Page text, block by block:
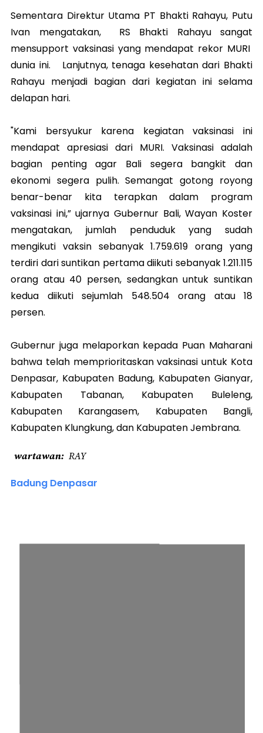
Sementara Direktur Utama PT Bhakti Rahayu, Putu
Ivan mengatakan, RS Bhakti Rahayu sangat
mensupport vaksinasi yang mendapat rekor MURI
dunia ini. Lanjutnya, tenaga kesehatan dari Bhakti
Rahayu menjadi bagian dari kegiatan ini selama
delapan hari.
"Kami bersyukur karena kegiatan vaksinasi ini
mendapat apresiasi dari MURI. Vaksinasi adalah
bagian penting agar Bali segera bangkit dan
ekonomi segera pulih. Semangat gotong royong
benar-benar kita terapkan dalam program
vaksinasi ini,” ujarnya Gubernur Bali, Wayan Koster
mengatakan, jumlah penduduk yang sudah
mengikuti vaksin sebanyak 1.759.619 orang yang
terdiri dari suntikan pertama diikuti sebanyak 1.211.115
orang atau 40 persen, sedangkan untuk suntikan
kedua diikuti sejumlah 548.504 orang atau 18
persen.
Gubernur juga melaporkan kepada Puan Maharani
bahwa telah memprioritaskan vaksinasi untuk Kota
Denpasar, Kabupaten Badung, Kabupaten Gianyar,
Kabupaten Tabanan, Kabupaten Buleleng,
Kabupaten Karangasem, Kabupaten Bangli,
Kabupaten Klungkung, dan Kabupaten Jembrana.
wartawan RAY
Badung Denpasar